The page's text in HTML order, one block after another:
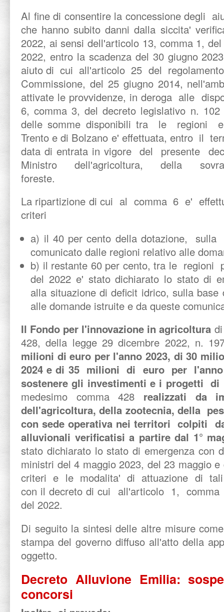
Al fine di consentire la concessione degli
che hanno subito danni dalla siccita'
2022, ai sensi dell'articolo 13, comma 1,
2022, entro la scadenza del 30 giugno
aiuto di cui all'articolo 25 del
Commissione, del 25 giugno 2014,
attivate le provvidenze, in deroga alle
6, comma 3, del decreto legislativo n.
delle somme disponibili tra le regioni
Trento e di Bolzano e' effettuata, entro il
data di entrata in vigore del presente
Ministro dell'agricoltura, della
foreste.
La ripartizione di cui al comma 6 e'
criteri
a) il 40 per cento della dotazione,
comunicato dalle regioni relativo alle
b) il restante 60 per cento, tra le
del 2022 e' stato dichiarato lo stato di
alla situazione di deficit idrico, sulla base
alle domande istruite e da queste
Il Fondo per l'innovazione in agricoltura
428, della legge 29 dicembre 2022, n.
milioni di euro per l'anno 2023, di 30
2024 e di 35 milioni di euro per
sostenere gli investimenti e i progetti
medesimo comma 428 realizzati da
dell'agricoltura, della zootecnia, della
con sede operativa nei territori colpiti
alluvionali verificatisi a partire dal 1°
stato dichiarato lo stato di emergenza con
ministri del 4 maggio 2023, del 23
criteri e le modalita' di attuazione di tali
con il decreto di cui all'articolo 1,
del 2022.
Di seguito la sintesi delle altre misure
stampa del governo diffuso all'atto della
oggetto.
Decreto Alluvione Emilia:
concorsi